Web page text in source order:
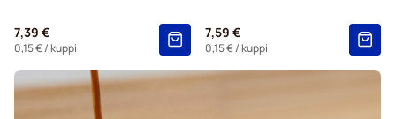
7,39 €
0,15 €/ kuppi
7,59 €
0,15 €/ kuppi